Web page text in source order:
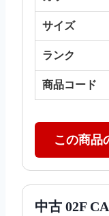
サイズ
ランク
商品コード
この商品
中古 02F